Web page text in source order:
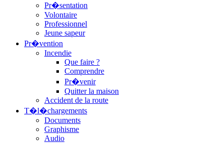
Pr�sentation
Volontaire
Professionnel
Jeune sapeur
Pr�vention
Incendie
Que faire ?
Comprendre
Pr�venir
Quitter la maison
Accident de la route
T�l�chargements
Documents
Graphisme
Audio